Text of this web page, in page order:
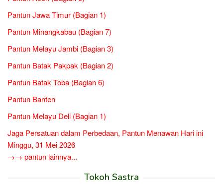
Pantun Jawa Timur (Bagian 1)
Pantun Minangkabau (Bagian 7)
Pantun Melayu Jambi (Bagian 3)
Pantun Batak Pakpak (Bagian 2)
Pantun Batak Toba (Bagian 6)
Pantun Banten
Pantun Melayu Deli (Bagian 1)
Jaga Persatuan dalam Perbedaan, Pantun Menawan Hari ini
Minggu, 31 Mei 2026
→→ pantun lainnya...
Tokoh Sastra